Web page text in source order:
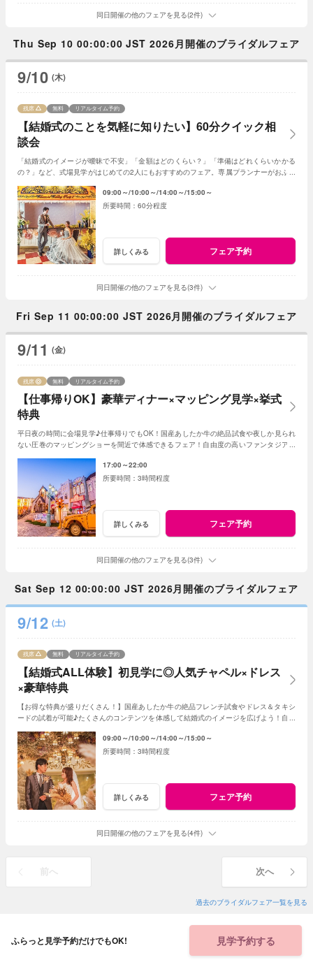
同日開催の他のフェアを見る(2件)
Thu Sep 10 00:00:00 JST 2026月開催のブライダルフェア
9/10 (木)
【結婚式のことを気軽に知りたい】60分クイック相
談会
残席 無料 リアルタイム予約
「結婚式のイメージが曖昧で不安」「金額はどのくらい？」「準備はどれくらいかかる
の？」など、式場見学がはじめての2人にもおすすめのフェア。専属プランナーがおふた
09:00～ 10:00～ 14:00～ 15:00～
60分程度
詳しくみる フェア予約
同日開催の他のフェアを見る(3件)
Fri Sep 11 00:00:00 JST 2026月開催のブライダルフェア
9/11 (金)
【仕事帰りOK】豪華ディナー×マッピング見学×挙式
特典
残席 無料 リアルタイム予約
平日夜の時間に会場見学♪仕事帰りでもOK！国産あしたか牛の絶品試食や夜しか見られ
ない圧巻のマッピングショーを間近で体感できるフェア！自由度の高いファンタジアの
17:00～22:00
3時間程度
詳しくみる フェア予約
同日開催の他のフェアを見る(3件)
Sat Sep 12 00:00:00 JST 2026月開催のブライダルフェア
9/12 (土)
【結婚式ALL体験】初見学に◎人気チャペル×ドレス
×豪華特典
残席 無料 リアルタイム予約
【お得な特典が盛りだくさん！】国産あしたか牛の絶品フレンチ試食やドレス＆タキシ
ードの試着が可能♪たくさんのコンテンツを体感して結婚式のイメージを広げよう！自由
09:00～ 10:00～ 14:00～ 15:00～
3時間程度
詳しくみる フェア予約
同日開催の他のフェアを見る(4件)
前へ 次へ
過去のブライダルフェア一覧を見る
ふらっと見学予約だけでもOK! 見学予約する